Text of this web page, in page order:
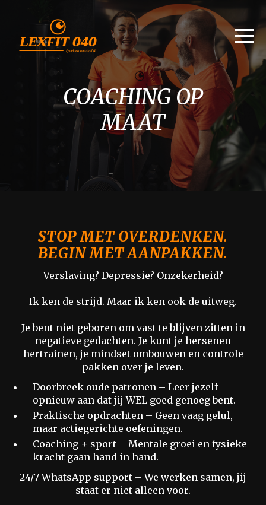
COACHING OP
MAAT
STOP MET OVERDENKEN.
BEGIN MET AANPAKKEN.
Verslaving? Depressie? Onzekerheid?
Ik ken de strijd. Maar ik ken ook de uitweg.
Je bent niet geboren om vast te blijven zitten in
negatieve gedachten. Je kunt je hersenen
hertrainen, je mindset ombouwen en controle
pakken over je leven.
Doorbreek oude patronen – Leer jezelf
opnieuw aan dat jij WEL goed genoeg bent.
Praktische opdrachten – Geen vaag gelul,
maar actiegerichte oefeningen.
Coaching + sport – Mentale groei en fysieke
kracht gaan hand in hand.
24/7 WhatsApp support – We werken samen, jij
staat er niet alleen voor.